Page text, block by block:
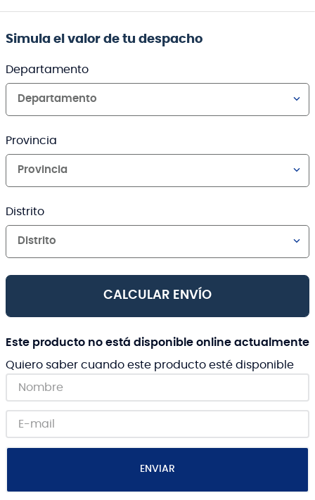
Simula el valor de tu despacho
Departamento
Departamento
Provincia
Provincia
Distrito
Distrito
CALCULAR ENVÍO
Este producto no está disponible online actualmente
Quiero saber cuando este producto esté disponible
ENVIAR